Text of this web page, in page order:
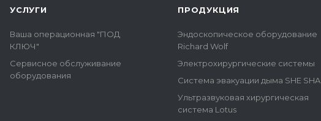
УСЛУГИ
Ваша операционная "ПОД
КЛЮЧ"
Сервисное обслуживание
оборудования
ПРОДУКЦИЯ
Эндоскопическое оборудование
Richard Wolf
Электрохирургические системы
Система эвакуации дыма SHE SHA
Ультразвуковая хирургическая
система Lotus